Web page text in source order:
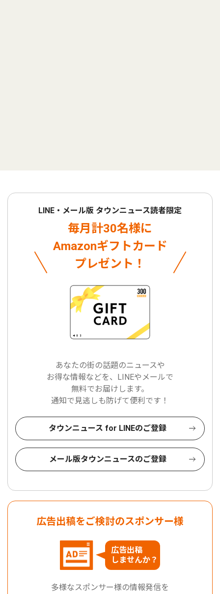
LINE・メール版 タウンニュース読者限定
毎月計30名様に
Amazonギフトカード
プレゼント！
あなたの街の話題のニュースや
お得な情報などを、LINEやメールで
無料でお届けします。
通知で見逃しも防げて便利です！
タウンニュース for LINEのご登録
メール版タウンニュースのご登録
広告出稿をご検討のスポンサー様
広告出稿
しませんか？
多様なスポンサー様の情報発信を